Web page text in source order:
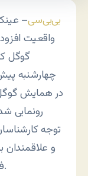
بی‌بی‌سی–
واقعیت
گوگل
چهارشنبه
در همایش
رونمایی
توجه
و علاقمندان
فناوری‌های نو را به خود جلب کرده است.